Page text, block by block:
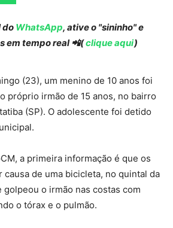
do WhatsApp, ative o "sininho" e
em tempo real 📲(clique aqui)
(23), um menino de 10 anos foi
próprio irmão de 15 anos, no bairro
(SP). O adolescente foi detido
a primeira informação é que os
causa de uma bicicleta, no quintal da
golpeou o irmão nas costas com
o tórax e o pulmão.